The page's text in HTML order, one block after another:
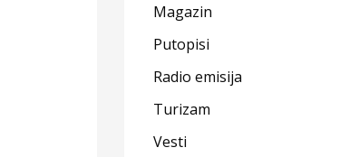
Magazin
Putopisi
Radio emisija
Turizam
Vesti